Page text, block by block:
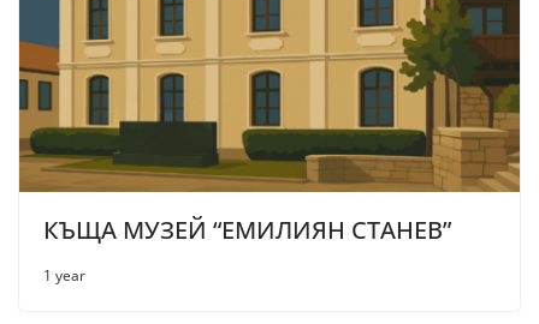
КЪЩА МУЗЕЙ “ЕМИЛИЯН СТАНЕВ”
1 year